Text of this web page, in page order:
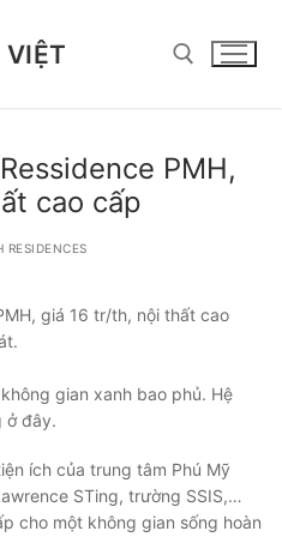
PMH,
cao cấp
giá 16 tr/th, nội thất cao
gian xanh bao phủ. Hệ
ở đây.
ích của trung tâm Phú Mỹ
STing, trường SSIS,…
cho một không gian sống hoàn